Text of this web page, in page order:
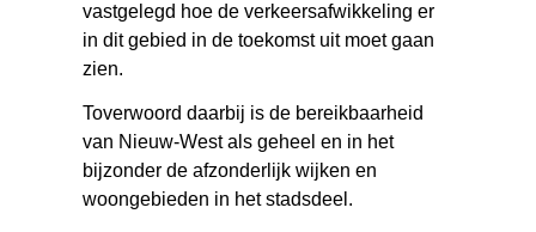
vastgelegd hoe de verkeersafwikkeling er
in dit gebied in de toekomst uit moet gaan
zien.
Toverwoord daarbij is de bereikbaarheid
van Nieuw-West als geheel en in het
bijzonder de afzonderlijk wijken en
woongebieden in het stadsdeel.